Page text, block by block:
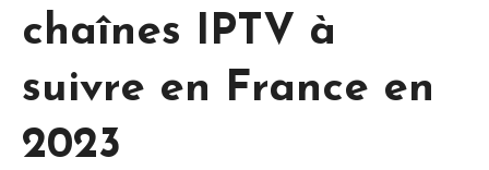
chaînes IPTV à
suivre en France en
2023